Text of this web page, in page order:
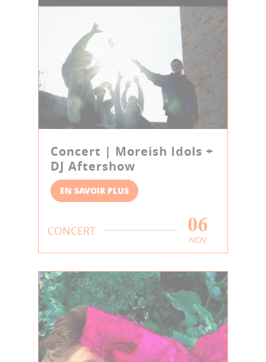
Concert | Moreish Idols +
DJ Aftershow
EN SAVOIR PLUS
CONCERT 06
NOV